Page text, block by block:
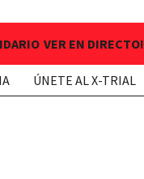
VER EN DIRECTO!
ÚNETE AL X-TRIAL